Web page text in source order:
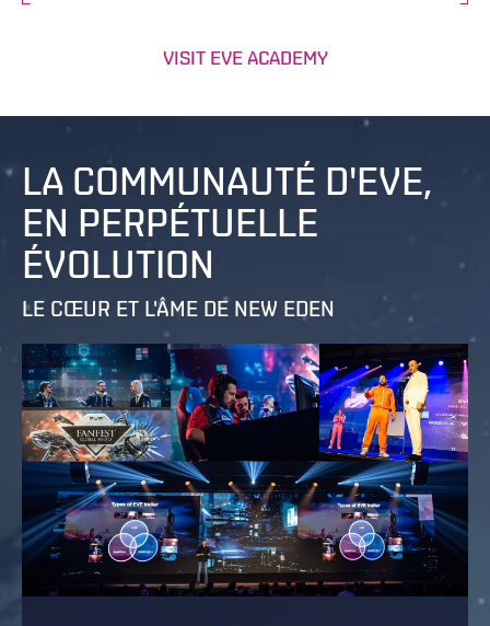
VISIT EVE ACADEMY
LA COMMUNAUTÉ D'EVE,
EN PERPÉTUELLE
ÉVOLUTION
LE CŒUR ET L'ÂME DE NEW EDEN